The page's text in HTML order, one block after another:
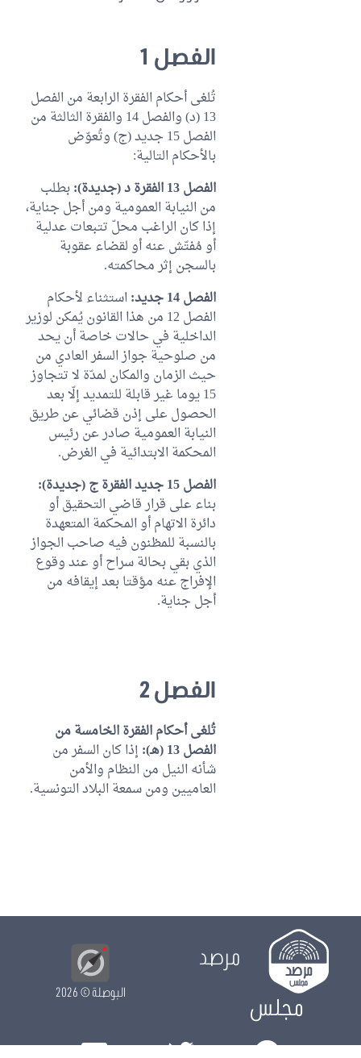
الفصل 1
تُلغى أحكام الفقرة الرابعة من الفصل
13 (د) والفصل 14 والفقرة الثالثة من
الفصل 15 جديد (ج) وتُعوّض
بالأحكام التالية:
الفصل 13 الفقرة د (جديدة):
بطلب
من النيابة العمومية ومن أجل جناية،
إذا كان الراغب محلّ تتبعات عدلية
أو مُفتّش عنه أو لقضاء عقوبة
بالسجن إثر محاكمته.
الفصل 14 جديد:
استثناء لأحكام
الفصل 12 من هذا القانون يُمكن لوزير
الداخلية في حالات خاصة أن يحد
من صلوحية جواز السفر العادي من
حيث الزمان والمكان لمدّة لا تتجاوز
15 يوما غير قابلة للتمديد إلّا بعد
الحصول على إذن قضائي عن طريق
النيابة العمومية صادر عن رئيس
المحكمة الابتدائية في الغرض.
الفصل 15 جديد الفقرة ج (جديدة):
بناء على قرار قاضي التحقيق أو
دائرة الاتهام أو المحكمة المتعهدة
بالنسبة للمظنون فيه صاحب الجواز
الذي بقي بحالة سراح أو عند وقوع
الإفراج عنه مؤقتا بعد إيقافه من
أجل جناية.
الفصل 2
تُلغى أحكام الفقرة الخامسة من
الفصل 13 (هـ):
إذا كان السفر من
شأنه النيل من النظام والأمن
العاميين ومن سمعة البلاد التونسية.
مرصد
مجلس
البوصلة© 2026